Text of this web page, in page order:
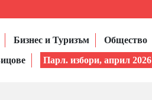
Бизнес и Туризъм Общество
Парл. избори, април 2026